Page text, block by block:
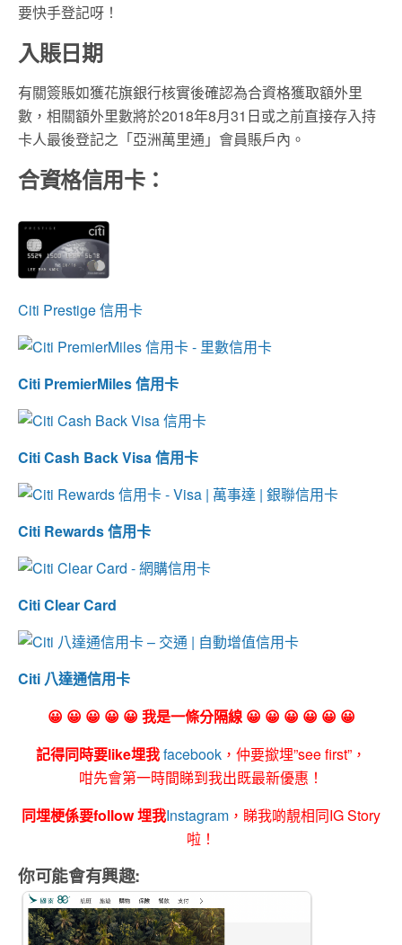
要快手登記呀！
入賬日期
有關簽賬如獲花旗銀行核實後確認為合資格獲取額外里
數，相關額外里數將於2018年8月31日或之前直接存入持
卡人最後登記之「亞洲萬里通」會員賬戶內。
合資格信用卡：
Citi Prestige 信用卡
Citi PremierMiles 信用卡
Citi Cash Back Visa 信用卡
Citi Rewards 信用卡
Citi Clear Card
Citi 八達通信用卡
😀 😀 😀 😀 😀 我是一條分隔線 😀 😀 😀 😀 😀 😀
記得同時要like埋我facebook ，仲要撳埋”see first”，
咁先會第一時間睇到我出既最新優惠！
同埋梗係要follow 埋我Instagram ，睇我啲靚相同IG Story
啦！
你可能會有興趣: